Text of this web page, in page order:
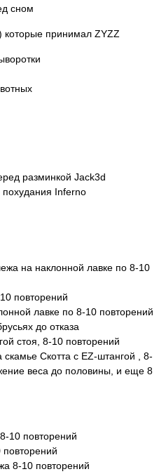
сном
которые принимал ZYZZ
разминкой Jack3d
похудания Inferno
на наклонной лавке по 8-10
повторений
лавке по 8-10 повторений
до отказа
стоя, 8-10 повторений
Скотта с EZ-штангой , 8-
веса до половины, и еще 8
10 повторений
8-10 повторений